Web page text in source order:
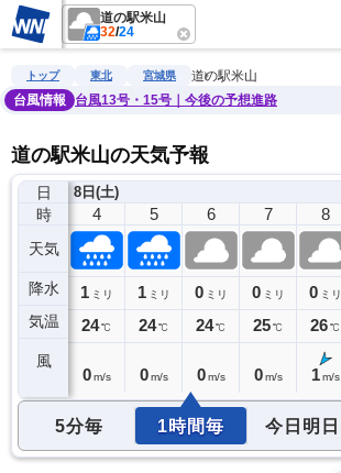
道の駅米山
32/24
雨雲レーダー 台風情報 地震情報
トップ 東北 宮城県
道の駅米山
台風情報
台風13号・15号｜今後の予想進路
道の駅米山の天気予報
日
時
天気
降水
気温
風
8日(土)
3
0ミリ
24℃
4
1 ミリ
24℃
0 m/s
5
1 ミリ
24℃
0 m/s
6
0 ミリ
24℃
0 m/s
7
0 ミリ
25℃
0 m/s
8
0 ミリ
26℃
1 m/s
5分毎 1時間毎 今日明日